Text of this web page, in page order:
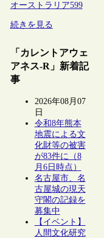
オーストラリア599
続きを見る
「カレントアウェ
アネス-R」新着記
事
2026年08月07
日
令和8年熊本
地震による文
化財等の被害
が83件に（8
月6日時点）
名古屋市、名
古屋城の現天
守閣の記録を
募集中
【イベント】
人間文化研究